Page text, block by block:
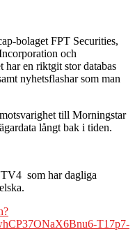
bolaget FPT Securities,
och
en riktgit stor databas
nyhetsflashar som man
till Morningstar
långt bak i tiden.
som har dagliga
T17p7-